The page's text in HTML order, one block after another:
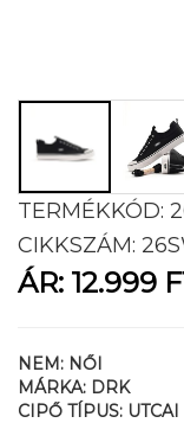
TERMÉKKÓD:
CIKKSZÁM:
ÁR: 12.999
NEM: NŐI
MÁRKA: DRK
CIPŐ TÍPUS: